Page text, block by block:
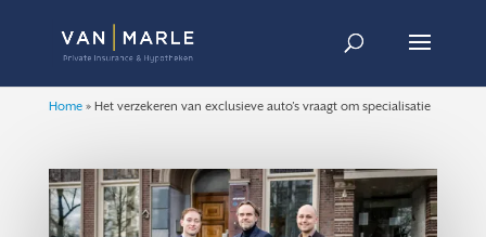
Home» Het verzekeren van exclusieve auto’s vraagt om specialisatie